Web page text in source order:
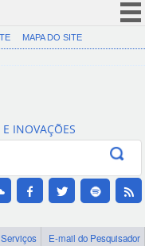
(COVID-19)
Canais
MAPA DO SITE
INOVAÇÕES
Serviços
E-mail do Pesquisador